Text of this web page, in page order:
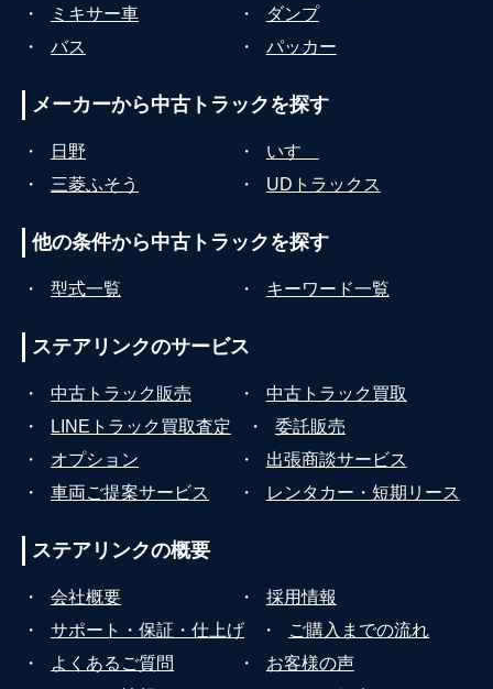
・
ミキサー車 ・
ダンプ
・
バス ・ パッカー
メーカーから中古トラックを探す
・ 日野 ・
いすゞ
・
三菱ふそう ・ UDトラックス
他の条件から中古トラックを探す
・ 型式一覧 ・ キーワード一覧
ステアリンクのサービス
・ 中古トラック販売 ・
中古トラック買取
・
LINEトラック買取査定 ・
委託販売
・
オプション ・
出張商談サービス
・
車両ご提案サービス ・ レンタカー・短期リース
ステアリンクの概要
・ 会社概要 ・
採用情報
・
サポート・保証・仕上げ ・
ご購入までの流れ
・
よくあるご質問 ・
お客様の声